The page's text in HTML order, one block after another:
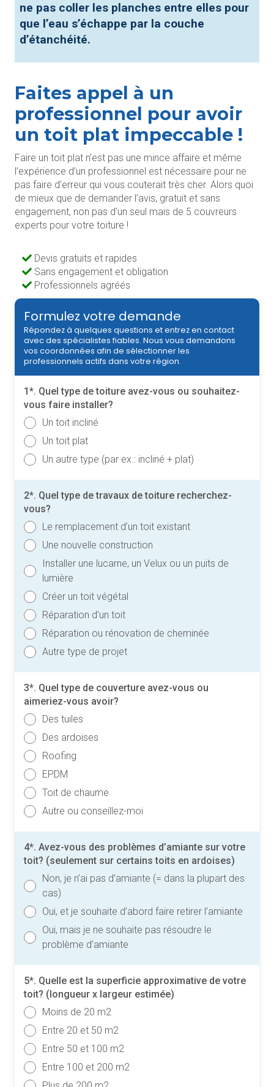
ne pas coller les planches entre elles pour
que l’eau s’échappe par la couche
d’étanchéité.
Faites appel à un
professionnel pour avoir
un toit plat impeccable !
Faire un toit plat n’est pas une mince affaire et même
l’expérience d’un professionnel est nécessaire pour ne
pas faire d’erreur qui vous couterait très cher. Alors quoi
de mieux que de demander l’avis, gratuit et sans
engagement, non pas d’un seul mais de 5 couvreurs
experts pour votre toiture !
Devis gratuits et rapides
Sans engagement et obligation
Professionnels agréés
Formulez votre demande
Répondez à quelques questions et entrez en contact
avec des spécialistes fiables. Nous vous demandons
vos coordonnées afin de sélectionner les
professionnels actifs dans votre région.
1*. Quel type de toiture avez-vous ou souhaitez-
vous faire installer?
Un toit incliné
Un toit plat
Un autre type (par ex.: incliné + plat)
2*. Quel type de travaux de toiture recherchez-
vous?
Le remplacement d’un toit existant
Une nouvelle construction
Installer une lucarne, un Velux ou un puits de
lumière
Créer un toit végétal
Réparation d’un toit
Réparation ou rénovation de cheminée
Autre type de projet
3*. Quel type de couverture avez-vous ou
aimeriez-vous avoir?
Des tuiles
Des ardoises
Roofing
EPDM
Toit de chaume
Autre ou conseillez-moi
4*. Avez-vous des problèmes d’amiante sur votre
toit? (seulement sur certains toits en ardoises)
Non, je n’ai pas d’amiante (= dans la plupart des
cas)
Oui, et je souhaite d’abord faire retirer l’amiante
Oui, mais je ne souhaite pas résoudre le
problème d’amiante
5*. Quelle est la superficie approximative de votre
toit? (longueur x largeur estimée)
Moins de 20 m2
Entre 20 et 50 m2
Entre 50 et 100 m2
Entre 100 et 200 m2